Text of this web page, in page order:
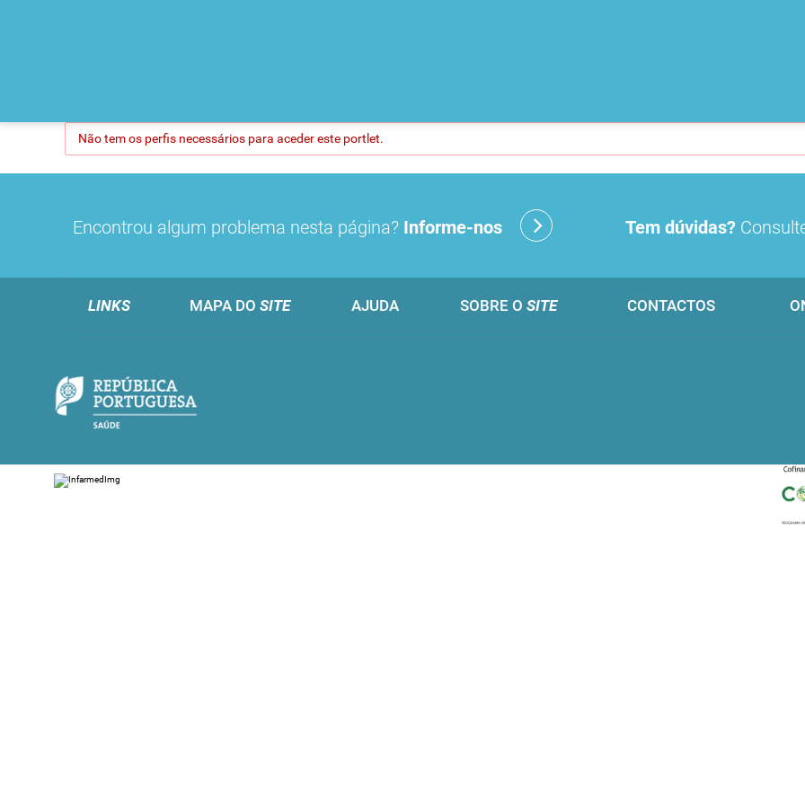
Não tem os perfis necessários para aceder este portlet.
Encontrou algum problema nesta página? Informe-nos Tem dúvidas?
LINKS MAPA DO SITE AJUDA SOBRE O SITE CONTACTOS